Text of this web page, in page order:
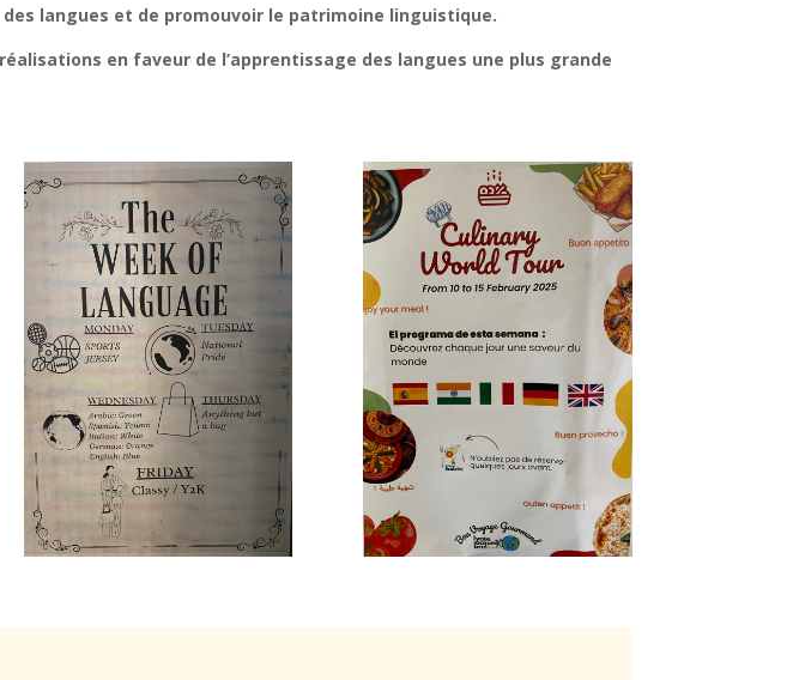
des langues et de promouvoir le patrimoine linguistique.
en faveur de l’apprentissage des langues une plus grande